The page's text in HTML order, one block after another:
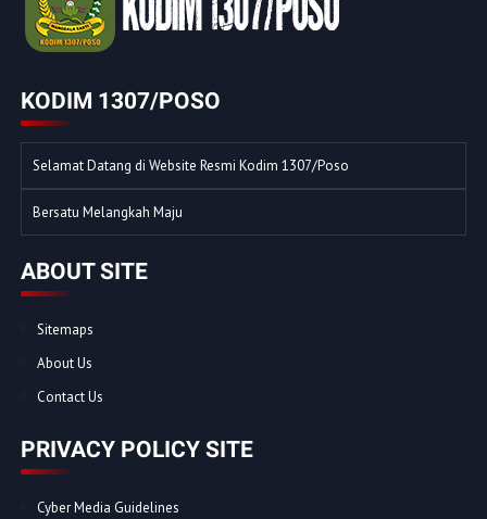
KODIM 1307/POSO
Selamat Datang di Website Resmi Kodim 1307/Poso
Bersatu Melangkah Maju
ABOUT SITE
Sitemaps
About Us
Contact Us
PRIVACY POLICY SITE
Cyber Media Guidelines